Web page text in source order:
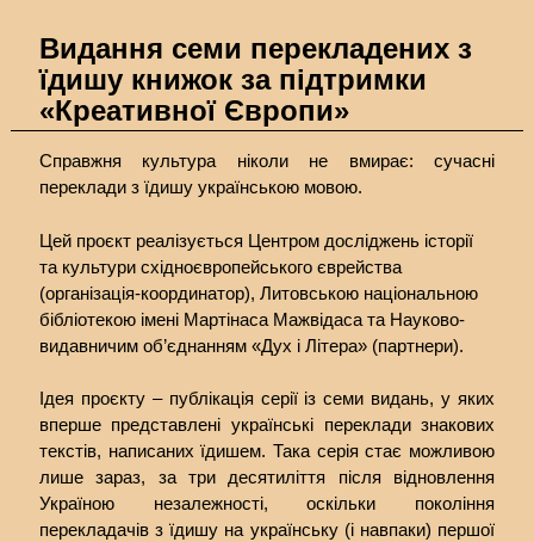
Видання семи перекладених з
їдишу книжок за підтримки
«Креативної Європи»
Справжня культура ніколи не вмирає: сучасні
переклади з їдишу українською мовою.
Цей проєкт реалізується Центром досліджень історії
та культури східноєвропейського єврейства
(організація-координатор), Литовською національною
бібліотекою імені Мартінаса Мажвідаса та Науково-
видавничим об’єднанням «Дух і Літера» (партнери).
Ідея проєкту – публікація серії із семи видань, у яких
вперше представлені українські переклади знакових
текстів, написаних їдишем. Така серія стає можливою
лише зараз, за три десятиліття після відновлення
Україною незалежності, оскільки покоління
перекладачів з їдишу на українську (і навпаки) першої